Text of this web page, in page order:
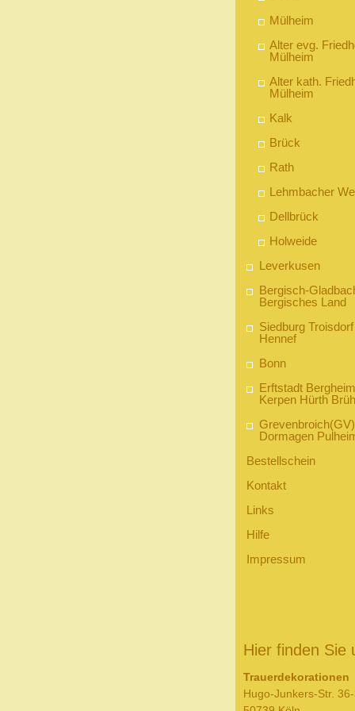
Mülheim
Alter evg.
Mülheim
Alter kath.
Mülheim
Kalk
Brück
Rath
Lehmbacher
Dellbrück
Holweide
Leverkusen
Bergisch-
Bergisches Land
Siedburg Troisdorf
Hennef
Bonn
Erftstadt Bergheim
Kerpen Hürth
Grevenbroich(GV)
Dormagen
Bestellschein
Kontakt
Links
Hilfe
Impressum
Hier finden Sie
Trauerdekorationen
Hugo-Junkers-Str.